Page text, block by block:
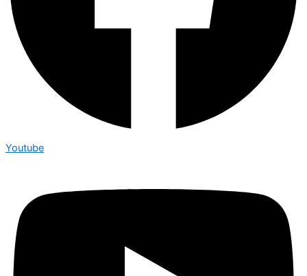
Youtube